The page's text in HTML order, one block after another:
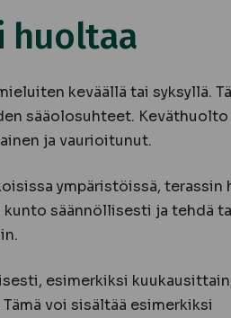
huoltaa
keväällä tai syksyllä.
sääolosuhteet. Keväthuolto
ja vaurioitunut.
ympäristöissä, terassin
kunto säännöllisesti ja tehdä
esimerkiksi
voi sisältää esimerkiksi